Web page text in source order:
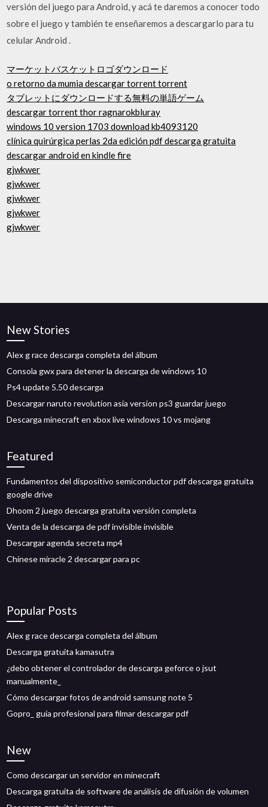
versión del juego para Android, y acá te daremos a conocer todo
sobre el juego y también te enseñaremos a descargarlo para tu
celular Android .
マーケットバスケットロゴダウンロード
o retorno da mumia descargar torrent torrent
タブレットにダウンロードする無料の単語ゲーム
descargar torrent thor ragnarokbluray
windows 10 version 1703 download kb4093120
clínica quirúrgica perlas 2da edición pdf descarga gratuita
descargar android en kindle fire
gjwkwer
gjwkwer
gjwkwer
gjwkwer
gjwkwer
New Stories
Alex g race descarga completa del álbum
Consola gwx para detener la descarga de windows 10
Ps4 update 5.50 descarga
Descargar naruto revolution asia version ps3 guardar juego
Descarga minecraft en xbox live windows 10 vs mojang
Featured
Fundamentos del dispositivo semiconductor pdf descarga gratuita
google drive
Dhoom 2 juego descarga gratuita versión completa
Venta de la descarga de pdf invisible invisible
Descargar agenda secreta mp4
Chinese miracle 2 descargar para pc
Popular Posts
Alex g race descarga completa del álbum
Descarga gratuita kamasutra
¿debo obtener el controlador de descarga geforce o jsut
manualmente_
Cómo descargar fotos de android samsung note 5
Gopro_ guía profesional para filmar descargar pdf
New
Como descargar un servidor en minecraft
Descarga gratuita de software de análisis de difusión de volumen